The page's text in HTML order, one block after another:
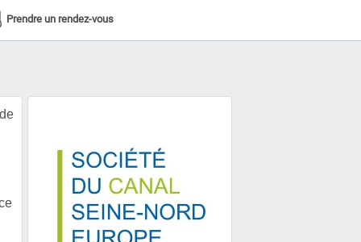
Prendre un rendez-vous